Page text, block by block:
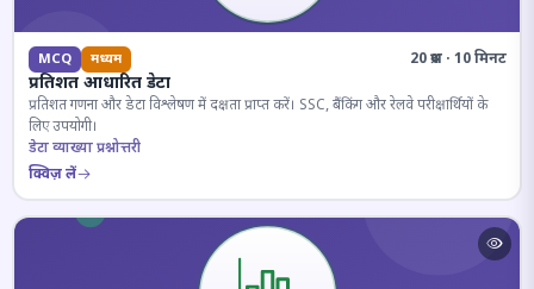
MCQ मध्यम 20 प्रश्न · 10 मिनट
प्रतिशत आधारित डेटा
प्रतिशत गणना और डेटा विश्लेषण में दक्षता प्राप्त करें। SSC, बैंकिंग और रेलवे परीक्षार्थियों के
लिए उपयोगी।
डेटा व्याख्या प्रश्नोत्तरी
क्विज़ लें